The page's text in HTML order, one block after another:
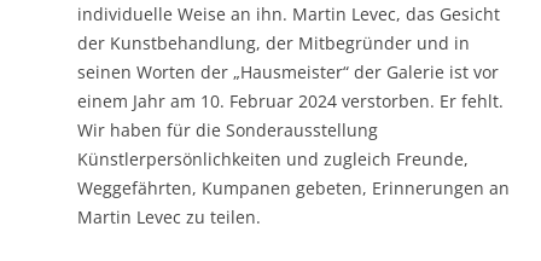
individuelle Weise an ihn. Martin Levec, das Gesicht
der Kunstbehandlung, der Mitbegründer und in
seinen Worten der „Hausmeister“ der Galerie ist vor
einem Jahr am 10. Februar 2024 verstorben. Er fehlt.
Wir haben für die Sonderausstellung
Künstlerpersönlichkeiten und zugleich Freunde,
Weggefährten, Kumpanen gebeten, Erinnerungen an
Martin Levec zu teilen.